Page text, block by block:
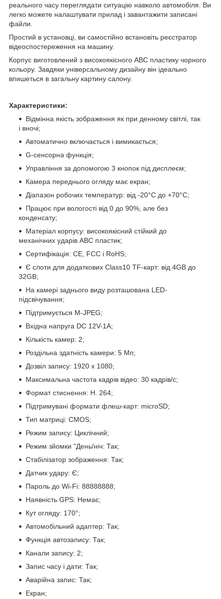
реального часу переглядати ситуацію навколо автомобіля. Ви
легко можете налаштувати прилад і завантажити записані
файли.
Простий в установці, ви самостійно встановіть реєстратор
відеоспостереження на машину.
Корпус виготовлений з високоякісного АВС пластику чорного
кольору. Завдяки універсальному дизайну він ідеально
впишеться в загальну картину салону.
Характеристики:
Відмінна якість зображення як при денному світлі, так
і вночі;
Автоматично включається і вимикається;
G-сенсорна функція;
Управління за допомогою 3 кнопок під дисплеєм;
Камера переднього огляду має екран;
Діапазон робочих температур: від -20°С до +70°С;
Працює при вологості від 0 до 90%, але без
конденсату;
Матеріал корпусу: високоякісний стійкий до
механічних ударів АВС пластик;
Сертифікація: CE, FCC і RoHS;
Є слоти для додаткових Class10 TF-карт: від 4GB до
32GB;
На камері заднього виду розташована LED-
підсвічування;
Підтримується M-JPEG;
Вхідна напруга DC 12V-1A;
Кількість камер: 2;
Роздільна здатність камери: 5 Мп;
Дозвіл запису: 1920 x 1080;
Максимальна частота кадрів відео: 30 кадрів/с;
Формат стиснення: H. 264;
Підтримувані формати флеш-карт: microSD;
Тип матриці: CMOS;
Режим запису: Циклічний;
Режим зйомки "День/ніч: Так;
Стабілізатор зображення: Так;
Датчик удару: Є;
Пароль до Wi-Fi: 88888888;
Наявність GPS: Немає;
Кут огляду: 170°;
Автомобільний адаптер: Так;
Функція автозапису: Так;
Канали запису: 2;
Запис часу і дати: Так;
Аварійна запис: Так;
Екран;